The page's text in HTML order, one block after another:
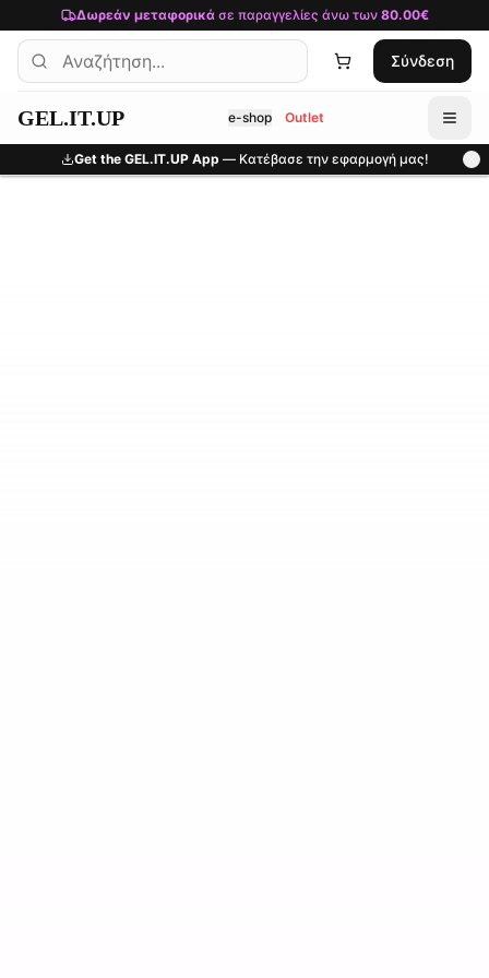
Μετάβαση στο κύριο περιεχόμενο
Δωρεάν μεταφορικάσε παραγγελίες άνω των 80.00€
Σύνδεση
GEL.IT.UP e-shop Outlet
Get the GEL.IT.UP App — Κατέβασε την εφαρμογή μας!